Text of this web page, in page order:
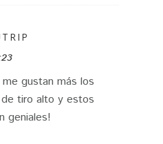
gustan más los
tiro alto y estos
geniales!